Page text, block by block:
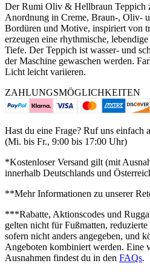
Der Rumi Oliv & Hellbraun Teppich
Anordnung in Creme, Braun-, Oliv-
Bordüren und Motive, inspiriert von
erzeugen eine rhythmische,
Tiefe. Der Teppich ist wasser- und
der Maschine gewaschen werden.
Licht leicht variieren.
ZAHLUNGSMÖGLICHKEITEN
Hast du eine Frage? Ruf uns einfach
(Mi. bis Fr., 9:00 bis 17:00 Uhr)
*Kostenloser Versand gilt (mit
innerhalb Deutschlands und
**Mehr Informationen zu unserer
***Rabatte, Aktionscodes und
gelten nicht für Fußmatten,
sofern nicht anders angegeben, und
Angeboten kombiniert werden. Eine
Ausnahmen findest du in den FAQs.